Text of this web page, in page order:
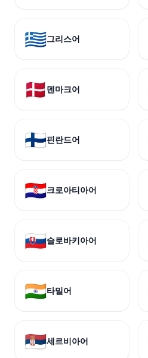
🇬🇷그리스어
🇩🇰 덴마크어
🇫🇮핀란드어
🇭🇷크로아티아어
🇸🇰슬로바키아어
🇮🇳타밀어
🇷🇸세르비아어